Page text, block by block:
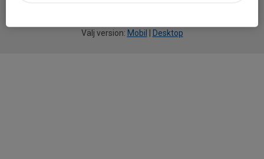
Välj version: Mobil Desktop